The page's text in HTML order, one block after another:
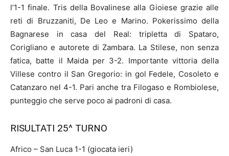
l’1-1 finale. Tris della Bovalinese alla Gioiese grazie alle
reti di Bruzzaniti, De Leo e Marino. Pokerissimo della
Bagnarese in casa del Real: tripletta di Spataro,
Corigliano e autorete di Zambara. La Stilese, non senza
fatica, batte il Maida per 3-2. Importante vittoria della
Villese contro il San Gregorio: in gol Fedele, Cosoleto e
Catanzaro nel 4-1. Pari anche tra Filogaso e Rombiolese,
punteggio che serve poco ai padroni di casa.
RISULTATI 25^ TURNO
Africo – San Luca 1-1 (giocata ieri)